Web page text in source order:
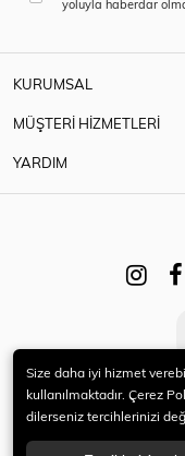
yoluyla haberdar
KURUMSAL
MÜŞTERİ HİZMETLERİ
YARDIM
© 2021
Size daha iyi hizmet
kullanılmaktadır. Çerez
dilerseniz tercihlerinizi